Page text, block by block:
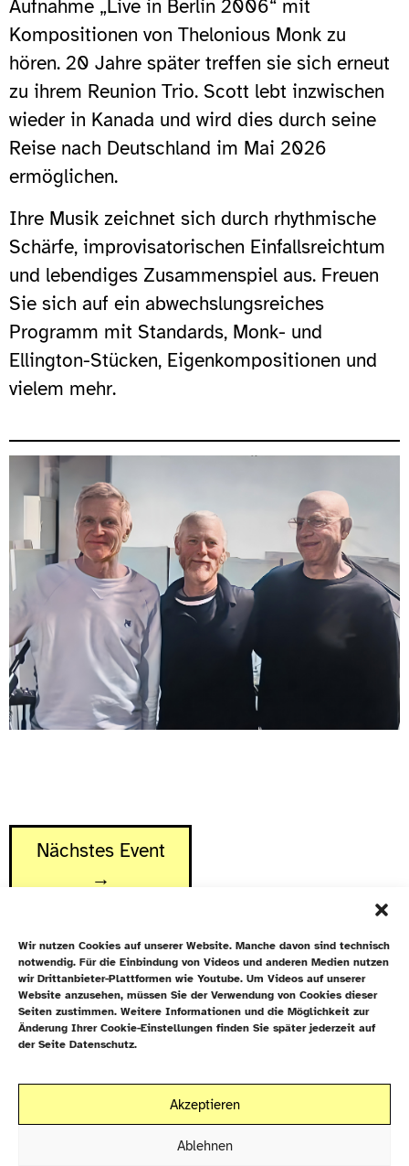
Wir nutzen Cookies auf unserer Website. Manche davon sind technisch
notwendig. Für die Einbindung von Videos und anderen Medien nutzen
wir Drittanbieter-Plattformen wie Youtube. Um Videos auf unserer
Website anzusehen, müssen Sie der Verwendung von Cookies dieser
Seiten zustimmen. Weitere Informationen und die Möglichkeit zur
Änderung Ihrer Cookie-Einstellungen finden Sie später jederzeit auf
der Seite Datenschutz.
Akzeptieren
Ablehnen
Aufnahme „Live in Berlin 2006“ mit
Kompositionen von Thelonious Monk zu
hören. 20 Jahre später treffen sie sich erneut
zu ihrem Reunion Trio. Scott lebt inzwischen
wieder in Kanada und wird dies durch seine
Reise nach Deutschland im Mai 2026
ermöglichen.
Ihre Musik zeichnet sich durch rhythmische
Schärfe, improvisatorischen Einfallsreichtum
und lebendiges Zusammenspiel aus. Freuen
Sie sich auf ein abwechslungsreiches
Programm mit Standards, Monk- und
Ellington-Stücken, Eigenkompositionen und
vielem mehr.
Nächstes Event
→
Newsletter
Datenschutz
Cookie-Richtlinie (EU)Galiläakirche
Rigaer Straße 9
10247 Berlin